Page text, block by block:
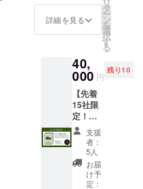
して抹
茶クラ
フト
エール
の風味
と抹茶
の香り
が調和
した味
わいを
楽しめ
ます。
さらに
あらゆ
るお茶
を手掛
お茶を
味わい
つつ、
理想の
に近づ
く変化
を体験
してみ
ません
か？ ・
酒類販
売管理
者標識
の掲示
情報 1.
販売場
ト価格
で販売
ます！
・酒類
販売管
理者標
識の掲
示情報
1.販売
場の名
称及び
所在
地：株
式会社
として
堀口園
ている
ヨガを
通して
心身の
調和、
ストレ
ス軽
減、そ
して心
の安定
と健康
ドファ
ンディ
ご案内
をいた
しま
す。 ・
移動や
交通費
は各自
でご負
担をお
願いい
たしま
ロテイ
ンは、
地で
育った
最高級
の抹茶
を使用
し、高
品質W
タンパ
クや美
容成分
を贅沢
湿を避
けて保
品は一
度にま
とめて
お届け
しま
す。 日
本の伝
統文化
と現代
の栄養
を融合
した茶
まとめ
割価格
27,220
円 内容
美プロ
テイ
ン：
810g×6
袋（180
日分）
賞味期
限 ・製
造から
約1年間
（裏面
記載）
詳細を見る
タ
ー
ン
を
選
択
す
る
40,
000 円
残り10
【先着
15社限
定！法
人企業
様向
け！応
援企業
集！】
支援
者：
5人
お届
け予
定：